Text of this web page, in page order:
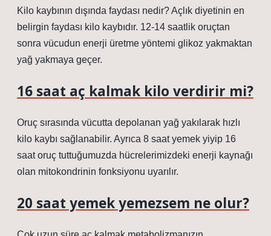
Kilo kaybının dışında faydası nedir? Açlık diyetinin en
belirgin faydası kilo kaybıdır. 12-14 saatlik oruçtan
sonra vücudun enerji üretme yöntemi glikoz yakmaktan
yağ yakmaya geçer.
16 saat aç kalmak kilo verdirir mi?
Oruç sırasında vücutta depolanan yağ yakılarak hızlı
kilo kaybı sağlanabilir. Ayrıca 8 saat yemek yiyip 16
saat oruç tuttuğumuzda hücrelerimizdeki enerji kaynağı
olan mitokondrinin fonksiyonu uyarılır.
20 saat yemek yemezsem ne olur?